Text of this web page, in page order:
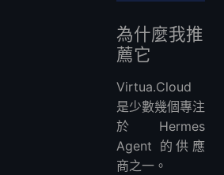
為什麼我推
薦它
Virtua.Cloud
是少數幾個專注
於 Hermes
Agent 的供應
商之一。